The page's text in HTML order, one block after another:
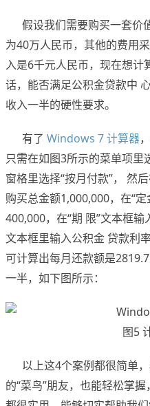
假设我们需要购买一套价
为40万人民币，其他的费用
入是6千元人民币，现在想计
话，能否满足公积金贷款中
收入一半的硬性要求。
有了 Windows 7 计算器
只需在如图3所示的菜单项里
窗格里选择“按月付款”， 然
购买总金额1,000,000，在“
400,000，在“期 限”文本框
文本框里输入公积金 贷款利
可计算出每月还款额是
一半，如下图所示：
图5
以上这4个案例都很简单，
的“菜鸟”朋友，也能轻松掌